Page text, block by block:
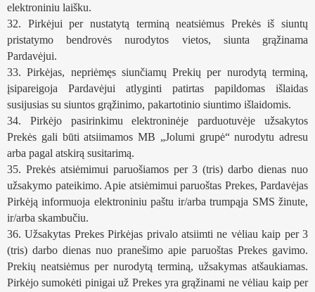
elektroniniu laišku.
32. Pirkėjui per nustatytą terminą neatsiėmus Prekės iš siuntų
pristatymo bendrovės nurodytos vietos, siunta grąžinama
Pardavėjui.
33. Pirkėjas, nepriėmęs siunčiamų Prekių per nurodytą terminą,
įsipareigoja Pardavėjui atlyginti patirtas papildomas išlaidas
susijusias su siuntos grąžinimo, pakartotinio siuntimo išlaidomis.
34. Pirkėjo pasirinkimu elektroninėje parduotuvėje užsakytos
Prekės gali būti atsiimamos MB „Jolumi grupė“ nurodytu adresu
arba pagal atskirą susitarimą.
35. Prekės atsiėmimui paruošiamos per 3 (tris) darbo dienas nuo
užsakymo pateikimo. Apie atsiėmimui paruoštas Prekes, Pardavėjas
Pirkėją informuoja elektroniniu paštu ir/arba trumpąja SMS žinute,
ir/arba skambučiu.
36. Užsakytas Prekes Pirkėjas privalo atsiimti ne vėliau kaip per 3
(tris) darbo dienas nuo pranešimo apie paruoštas Prekes gavimo.
Prekių neatsiėmus per nurodytą terminą, užsakymas atšaukiamas.
Pirkėjo sumokėti pinigai už Prekes yra grąžinami ne vėliau kaip per